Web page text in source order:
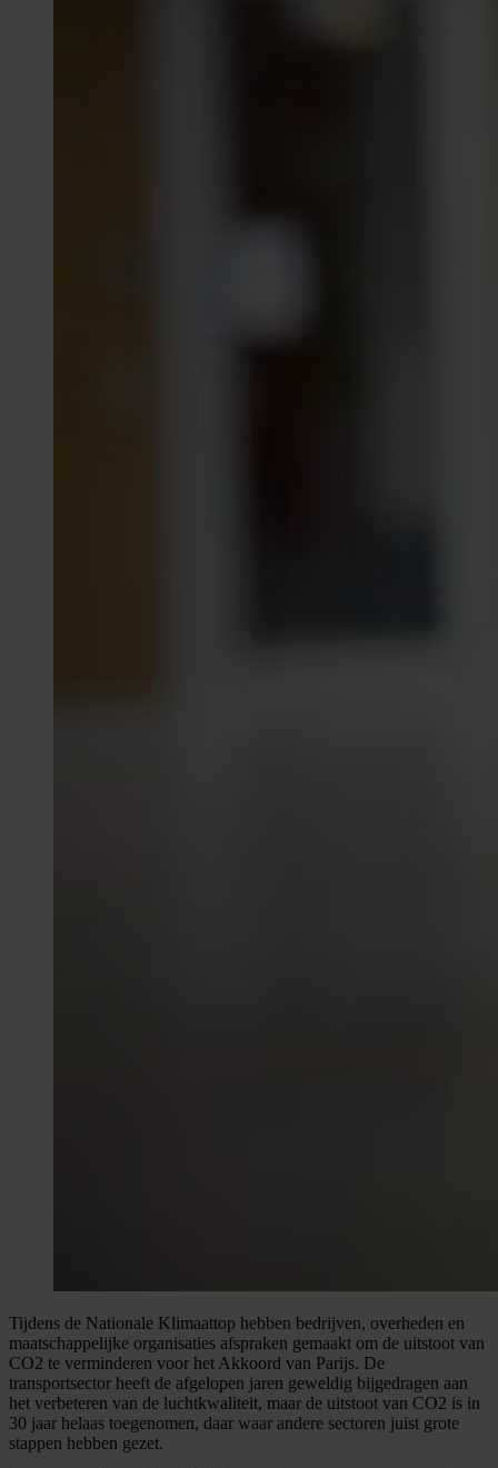
Tijdens de Nationale Klimaattop hebben bedrijven, overheden en
maatschappelijke organisaties afspraken gemaakt om de uitstoot van
CO2 te verminderen voor het Akkoord van Parijs. De
transportsector heeft de afgelopen jaren geweldig bijgedragen aan
het verbeteren van de luchtkwaliteit, maar de uitstoot van CO2 is in
30 jaar helaas toegenomen, daar waar andere sectoren juist grote
stappen hebben gezet.